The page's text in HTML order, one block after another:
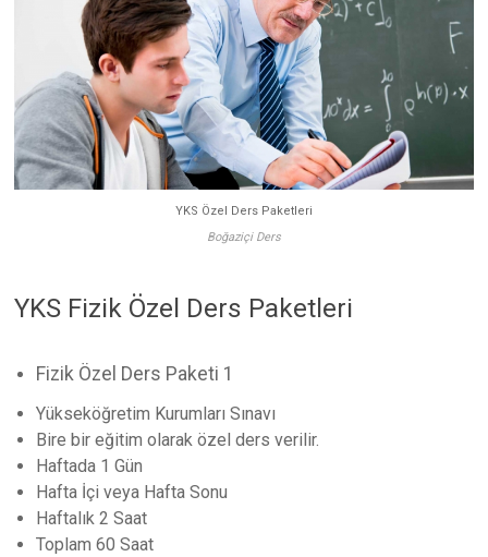
YKS Özel Ders Paketleri
Boğaziçi Ders
YKS Fizik Özel Ders Paketleri
Fizik Özel Ders Paketi 1
Yükseköğretim Kurumları Sınavı
Bire bir eğitim olarak özel ders verilir.
Haftada 1 Gün
Hafta İçi veya Hafta Sonu
Haftalık 2 Saat
Toplam 60 Saat